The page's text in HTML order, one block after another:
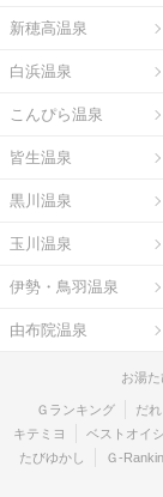
新穂高温泉
白浜温泉
こんぴら温泉
皆生温泉
黒川温泉
玉川温泉
伊勢・鳥羽温泉
由布院温泉
お湯
Ｇランキング だれ
キテミヨ
ベストオイ
たびゆかし
Ｇ-